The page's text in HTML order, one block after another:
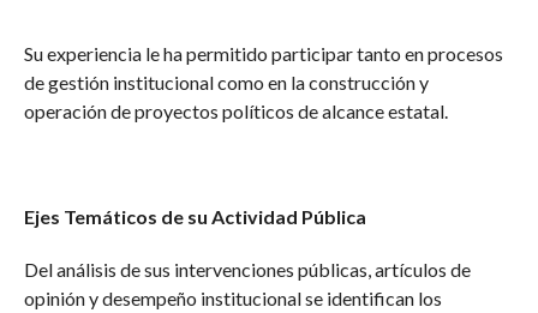
Su experiencia le ha permitido participar tanto en procesos
de gestión institucional como en la construcción y
operación de proyectos políticos de alcance estatal.
Ejes Temáticos de su Actividad Pública
Del análisis de sus intervenciones públicas, artículos de
opinión y desempeño institucional se identifican los